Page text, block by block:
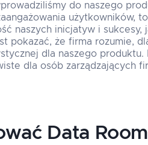
do naszego
użytkowników,
naszych inicjatyw i sukcesy,
że firma rozumie,
dla naszego
dla osób zarządzających
Data